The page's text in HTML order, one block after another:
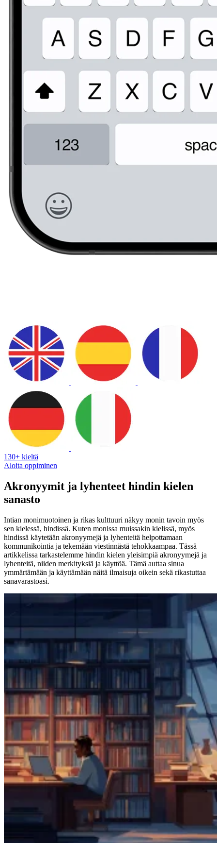
130+ kieltä
Aloita oppiminen
Akronyymit ja lyhenteet hindin kielen
sanasto
Intian monimuotoinen ja rikas kulttuuri näkyy monin tavoin myös
sen kielessä, hindissä. Kuten monissa muissakin kielissä, myös
hindissä käytetään akronyymejä ja lyhenteitä helpottamaan
kommunikointia ja tekemään viestinnästä tehokkaampaa. Tässä
artikkelissa tarkastelemme hindin kielen yleisimpiä akronyymejä ja
lyhenteitä, niiden merkityksiä ja käyttöä. Tämä auttaa sinua
ymmärtämään ja käyttämään näitä ilmaisuja oikein sekä rikastuttaa
sanavarastoasi.